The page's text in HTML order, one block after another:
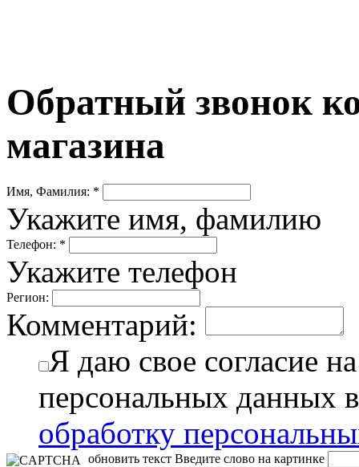
Обратный звонок
магазина
Имя, Фамилия: *
Укажите имя, фамилию
Телефон: *
Укажите телефон
Регион:
Комментарий:
Я даю свое согласие
персональных данных
обработку
обновить текст Введите слово на картинке